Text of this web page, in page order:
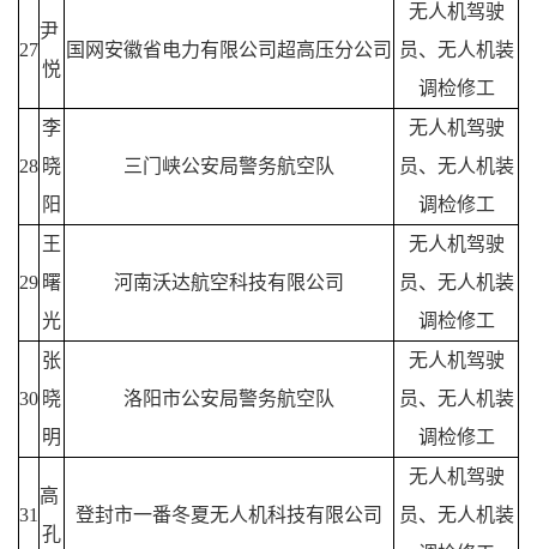
27
尹
悦
国网安徽省电力有限公司超高压分公司
无人机驾驶
员、无人机装
调检修工
28
李
晓
阳
三门峡公安局警务航空队
无人机驾驶
员、无人机装
调检修工
29
王
曙
光
河南沃达航空科技有限公司
无人机驾驶
员、无人机装
调检修工
30
张
晓
明
洛阳市公安局警务航空队
无人机驾驶
员、无人机装
调检修工
31
高
孔
登封市一番冬夏无人机科技有限公司
无人机驾驶
员、无人机装